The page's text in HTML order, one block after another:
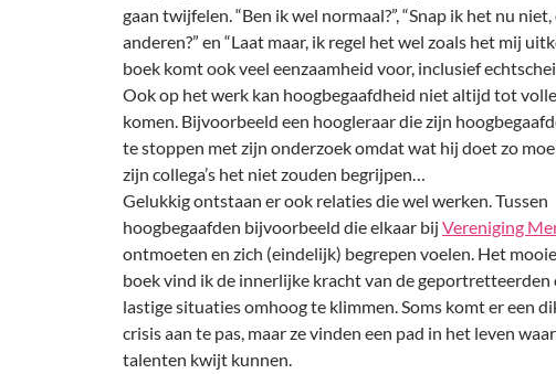
gaan twijfelen. “Ben ik wel normaal?”, “Snap ik het nu
anderen?” en “Laat maar, ik regel het wel zoals het mij
boek komt ook veel eenzaamheid voor, inclusief
Ook op het werk kan hoogbegaafdheid niet altijd tot
komen. Bijvoorbeeld een hoogleraar die zijn
te stoppen met zijn onderzoek omdat wat hij doet zo
zijn collega’s het niet zouden begrijpen…
Gelukkig ontstaan er ook relaties die wel werken. Tussen
hoogbegaafden bijvoorbeeld die elkaar bij Vereniging
ontmoeten en zich (eindelijk) begrepen voelen. Het
boek vind ik de innerlijke kracht van de geportretteerden
lastige situaties omhoog te klimmen. Soms komt er een
crisis aan te pas, maar ze vinden een pad in het leven
talenten kwijt kunnen.